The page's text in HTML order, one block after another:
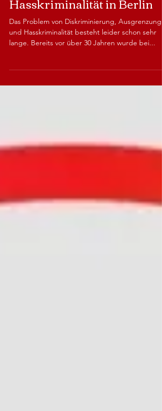
Ausgrenzung und
Hasskriminalität in Berlin
Das Problem von Diskriminierung, Ausgrenzung